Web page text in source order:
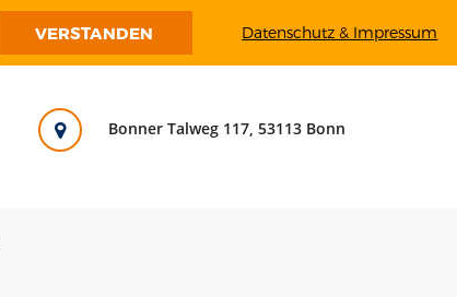
Bonner Talweg 117, 53113 Bonn
VERSTANDEN Datenschutz & Impressum